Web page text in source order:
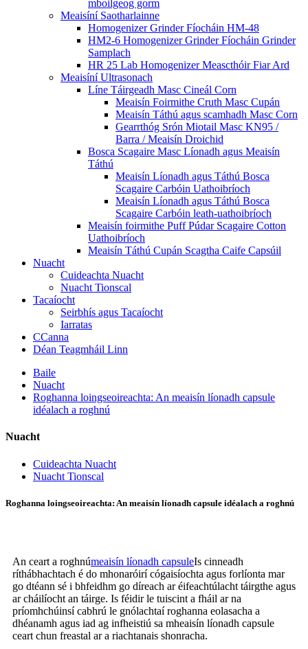
mboilgeog gorm
Meaisíní Saotharlainne
Homogenizer Grinder Fíocháin HM-48
HM2-6 Homogenizer Grinder Fíocháin Grinder
Samplach
HR 25 Lab Homogenizer Meascthóir Fiar Ard
Meaisíní Ultrasonach
Líne Táirgeadh Masc Cineál Corn
Meaisín Foirmithe Cruth Masc Cupán
Meaisín Táthú agus scamhadh Masc Corn
Gearrthóg Srón Miotail Masc KN95 /
Barra / Meaisín Droichid
Bosca Scagaire Masc Líonadh agus Meaisín
Táthú
Meaisín Líonadh agus Táthú Bosca
Scagaire Carbóin Uathoibríoch
Meaisín Líonadh agus Táthú Bosca
Scagaire Carbóin leath-uathoibríoch
Meaisín foirmithe Puff Púdar Scagaire Cotton
Uathoibríoch
Meaisín Táthú Cupán Scagtha Caife Capsúil
Nuacht
Cuideachta Nuacht
Nuacht Tionscal
Tacaíocht
Seirbhís agus Tacaíocht
Iarratas
CCanna
Déan Teagmháil Linn
Baile
Nuacht
Roghanna loingseoireachta: An meaisín líonadh capsule
idéalach a roghnú
Nuacht
Cuideachta Nuacht
Nuacht Tionscal
Roghanna loingseoireachta: An meaisín líonadh capsule idéalach a roghnú
An ceart a roghnúmeaisín líonadh capsuleIs cinneadh
ríthábhachtach é do mhonaróirí cógaisíochta agus forlíonta mar
go dtéann sé i bhfeidhm go díreach ar éifeachtúlacht táirgthe agus
ar cháilíocht an táirge. Is féidir le tuiscint a fháil ar na
príomhchúinsí cabhrú le gnólachtaí roghanna eolasacha a
dhéanamh agus iad ag infheistiú sa mheaisín líonadh capsule
ceart chun freastal ar a riachtanais shonracha.